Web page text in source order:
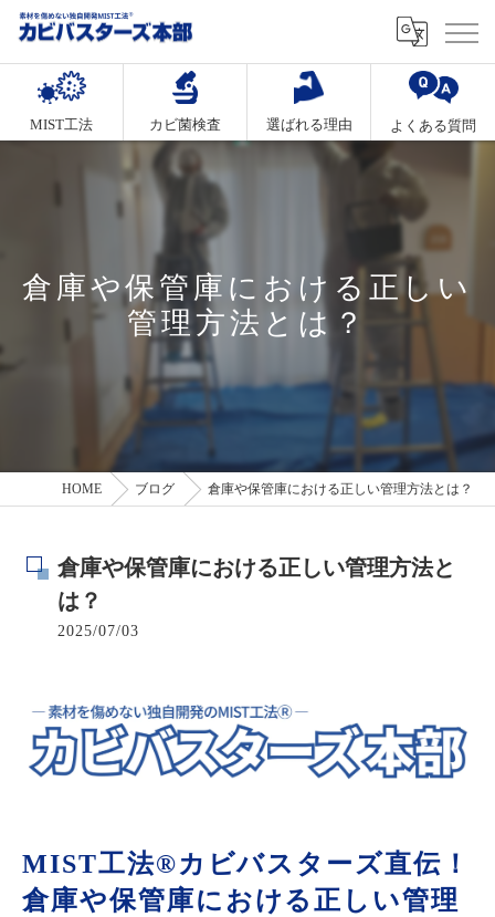
MIST工法 カビ菌検査 選ばれる理由 よくある質問
倉庫や保管庫における正しい
管理方法とは？
HOME ブログ 倉庫や保管庫における正しい管理方法とは？
倉庫や保管庫における正しい管理方法と
は？
2025/07/03
MIST工法®カビバスターズ直伝！
倉庫や保管庫における正しい管理